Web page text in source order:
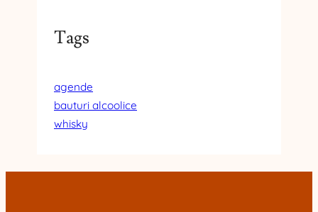
Tags
agende
bauturi alcoolice
whisky